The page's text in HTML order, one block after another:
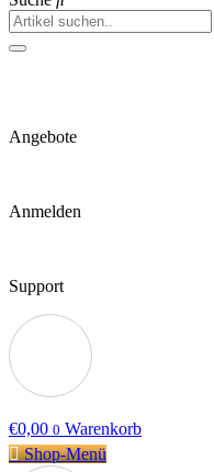
Angebote
Anmelden
Support
€0,00 0 Warenkorb
Shop-Menü